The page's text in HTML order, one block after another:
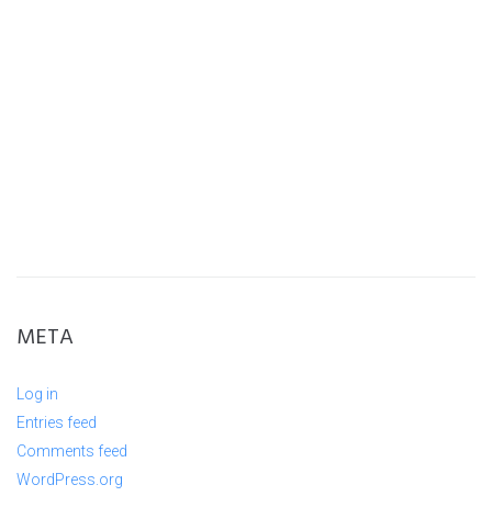
META
Log in
Entries feed
Comments feed
WordPress.org